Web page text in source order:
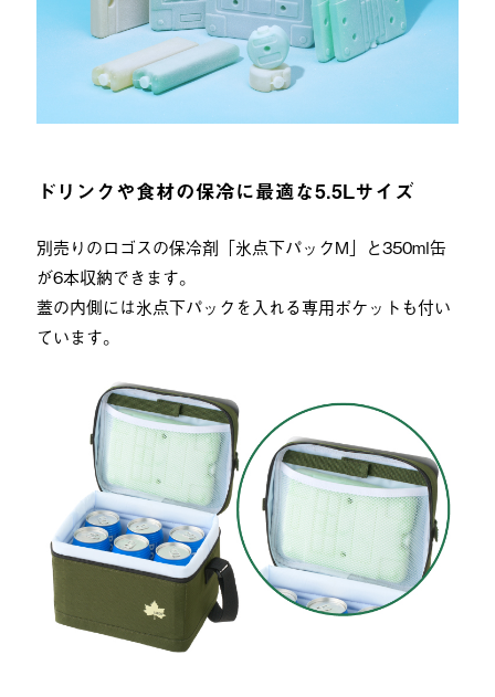
ドリンクや食材の保冷に最適な5.5Lサイズ
別売りのロゴスの保冷剤「氷点下パックM」と350ml缶
が6本収納できます。
蓋の内側には氷点下パックを入れる専用ポケットも付い
ています。